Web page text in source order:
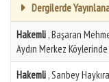
Dergilerde
Hakemli , Başaran
Aydın Merkez
Hakemli , Sarıbey